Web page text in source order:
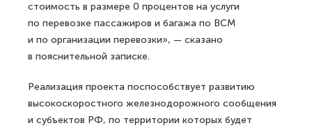
стоимость в размере 0 процентов на услуги
по перевозке пассажиров и багажа по ВСМ
и по организации перевозки», — сказано
в пояснительной записке.
Реализация проекта поспособствует развитию
высокоскоростного железнодорожного сообщения
и субъектов РФ, по территории которых будет